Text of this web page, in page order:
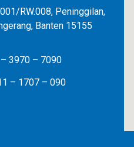
RW.008, Peninggilan,
Banten 15155
3970 – 7090
– 1707 – 090